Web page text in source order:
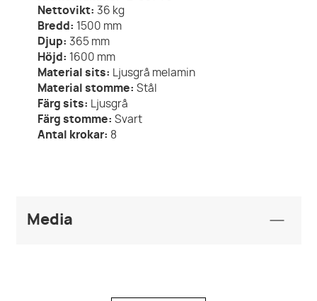
Nettovikt: 36 kg
Bredd: 1500 mm
Djup: 365 mm
Höjd: 1600 mm
Material sits: Ljusgrå melamin
Material stomme: Stål
Färg sits: Ljusgrå
Färg stomme: Svart
Antal krokar: 8
Media